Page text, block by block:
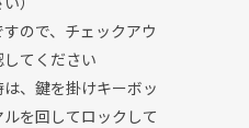
ので、チェックアウ
てください
、鍵を掛けキーボッ
を回してロックして